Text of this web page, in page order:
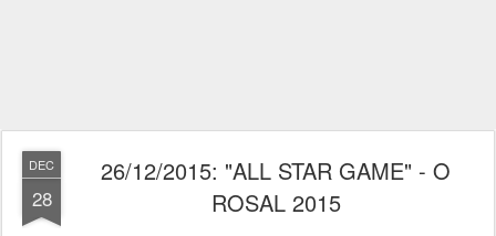
DEC
28
26/12/2015: "ALL STAR GAME" - O
ROSAL 2015